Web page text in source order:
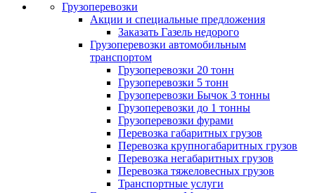
Грузоперевозки
Акции и специальные предложения
Заказать Газель недорого
Грузоперевозки автомобильным
транспортом
Грузоперевозки 20 тонн
Грузоперевозки 5 тонн
Грузоперевозки Бычок 3 тонны
Грузоперевозки до 1 тонны
Грузоперевозки фурами
Перевозка габаритных грузов
Перевозка крупногабаритных грузов
Перевозка негабаритных грузов
Перевозка тяжеловесных грузов
Транспортные услуги